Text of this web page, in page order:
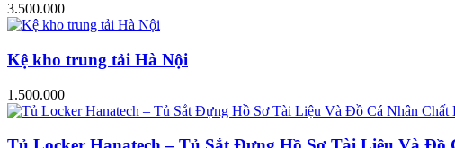
3.500.000
Kệ kho trung tải Hà Nội
1.500.000